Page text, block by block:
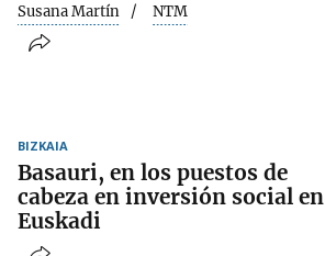
Susana Martín NTM
BIZKAIA
Basauri, en los puestos de
cabeza en inversión social en
Euskadi